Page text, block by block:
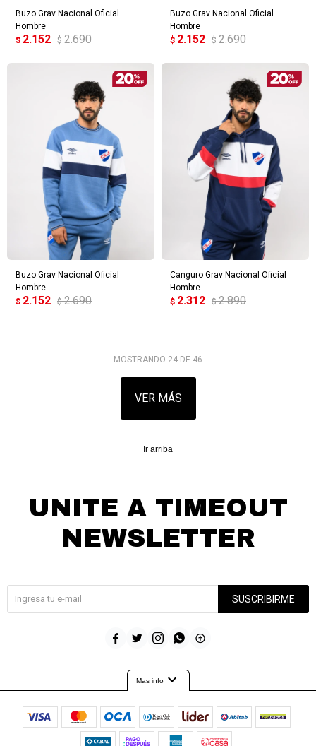
Buzo Grav Nacional Oficial
Hombre
$ 2.152 $ 2.690
Buzo Grav Nacional Oficial
Hombre
$ 2.152 $ 2.690
Buzo Grav Nacional Oficial
Hombre
$ 2.152 $ 2.690
Canguro Grav Nacional Oficial
Hombre
$ 2.312 $ 2.890
MOSTRANDO 24 DE 46
VER MÁS
Ir arriba
UNITE A TIMEOUT
NEWSLETTER
SUSCRIBIRME
    
Mas infoexpand_more